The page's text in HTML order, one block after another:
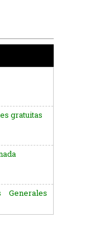
gratuitas
Generales